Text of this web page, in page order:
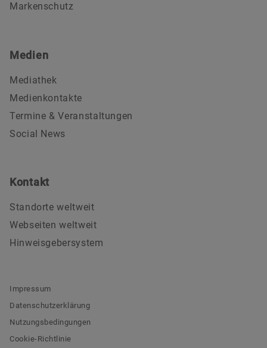
Markenschutz
Medien
Mediathek
Medienkontakte
Termine & Veranstaltungen
Social News
Kontakt
Standorte weltweit
Webseiten weltweit
Hinweisgebersystem
Impressum
Datenschutzerklärung
Nutzungsbedingungen
Cookie-Richtlinie